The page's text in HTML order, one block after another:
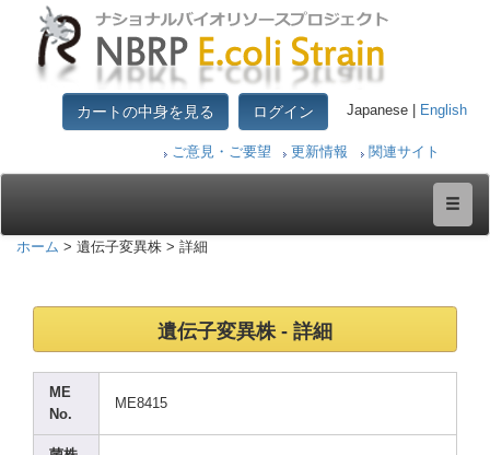
カートの中身を見る ログイン Japanese | English
ご意見・ご要望 更新情報 関連サイト
ホーム > 遺伝子変異株 > 詳細
遺伝子変異株 - 詳細
ME
No.
ME8415